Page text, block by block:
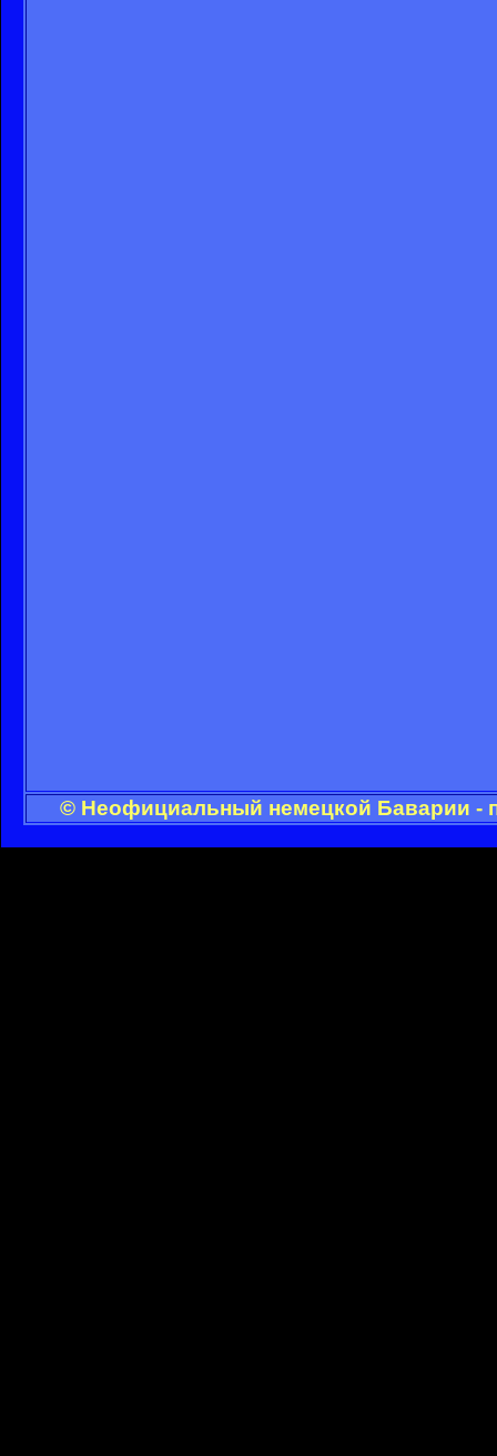
© Неофициальный немецкой Баварии -